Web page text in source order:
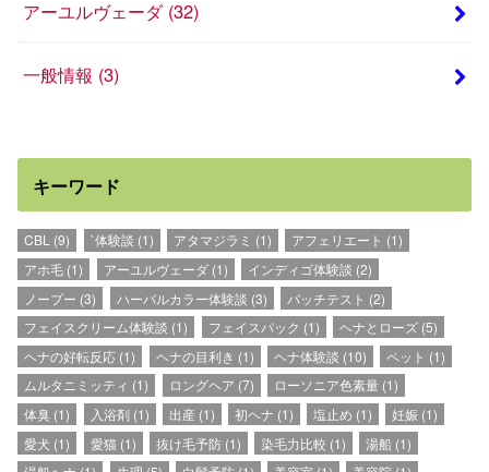
アーユルヴェーダ (32)
一般情報 (3)
キーワード
CBL (9) `体験談 (1) アタマジラミ (1) アフェリエート (1)
アホ毛 (1) アーユルヴェーダ(1) インディゴ体験談 (2)
ノープー (3) ハーバルカラー体験談 (3) パッチテスト (2)
フェイスクリーム体験談 (1) フェイスパック (1) ヘナとローズ(5)
ヘナの好転反応 (1) ヘナの目利き (1) ヘナ体験談 (10) ペット (1)
ムルタニミッティ (1) ロングヘア (7) ローソニア色素量(1)
体臭 (1) 入浴剤(1) 出産(1) 初ヘナ (1) 塩止め (1) 妊娠 (1)
愛犬 (1) 愛猫(1) 抜け毛予防(1) 染毛力比較 (1) 湯船 (1)